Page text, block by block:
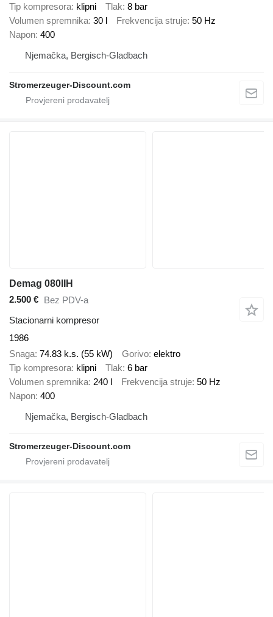
Tip kompresora klipni Tlak 8 bar
Volumen spremnika 30 l Frekvencija struje 50 Hz
Napon 400
Njemačka, Bergisch-Gladbach
Stromerzeuger-Discount.com
Demag 080IIH
2.500 €
Bez PDV-a
Stacionarni kompresor
1986
Snaga 74.83 k.s. (55 kW) Gorivo elektro
Tip kompresora klipni Tlak 6 bar
Volumen spremnika 240 l Frekvencija struje 50 Hz
Napon 400
Njemačka, Bergisch-Gladbach
Stromerzeuger-Discount.com